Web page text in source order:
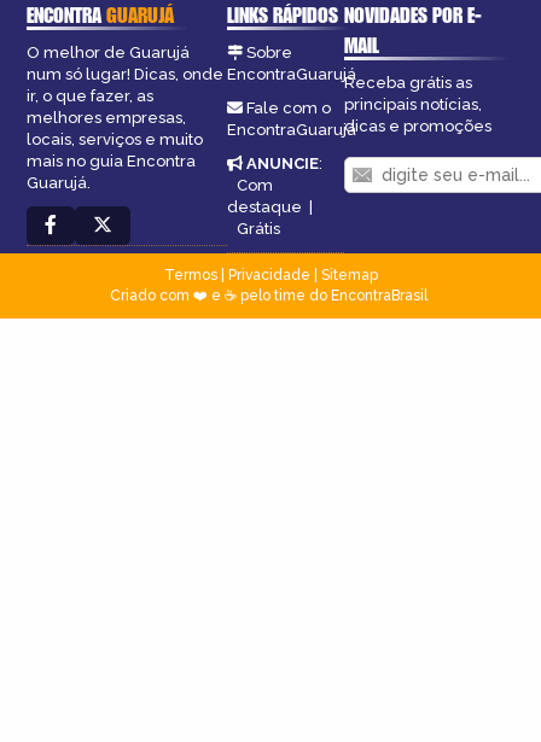
ENCONTRAGUARUJÁ
O melhor de Guarujá
num só lugar! Dicas, onde
ir, o que fazer, as
melhores empresas,
locais, serviços e muito
mais no guia Encontra
Guarujá.
LINKS RÁPIDOS
Sobre
EncontraGuarujá
Fale com o
EncontraGuarujá
ANUNCIE:
Com
destaque |
Grátis
NOVIDADES POR E-
MAIL
Receba grátis as
principais notícias,
dicas e promoções
Termos| Privacidade
Sitemap
Criado com ❤️ e ☕ pelo time do EncontraBrasil